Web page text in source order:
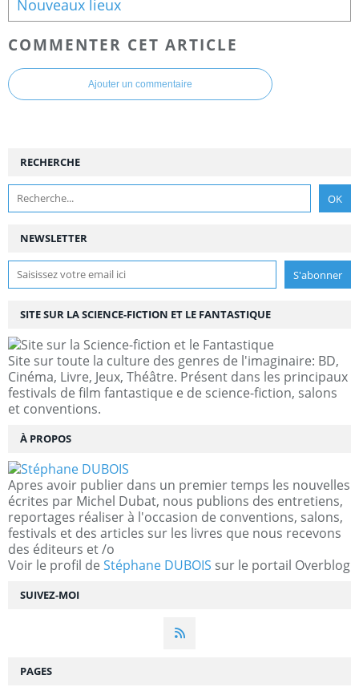
Nouveaux lieux
COMMENTER CET ARTICLE
Ajouter un commentaire
NEWSLETTER
SUIVEZ-MOI
RECHERCHE
SITE SUR LA SCIENCE-FICTION ET LE FANTASTIQUE
Site sur toute la culture des genres de l'imaginaire: BD,
Cinéma, Livre, Jeux, Théâtre. Présent dans les principaux
festivals de film fantastique e de science-fiction, salons
et conventions.
À PROPOS
Apres avoir publier dans un premier temps les nouvelles
écrites par Michel Dubat, nous publions des entretiens,
reportages réaliser à l'occasion de conventions, salons,
festivals et des articles sur les livres que nous recevons
des éditeurs et /o
Voir le profil de Stéphane DUBOIS sur le portail Overblog
PAGES